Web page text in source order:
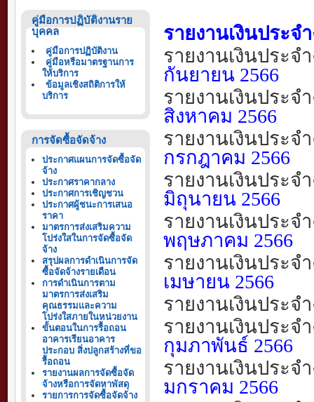
คู่มือการปฏิบัติงานราย
บุคคล
คู่มือการปฏิบัติงาน
คู่มือหรือมาตรฐานการ
ให้บริการ
ข้อมูลเชิงสถิติการให้
บริการ
การจัดซื้อจัดจ้าง
ประกาศแผนการจัดซื้อจัด
จ้าง
ประกาศราคากลาง
ประกาศการเชิญชวน
ประกาศผู้ชนะการเสนอ
ราคา
มาตรการส่งเสริมความ
โปร่งใสในการจัดซื้อจัด
จ้าง
สรุปผลการดำเนินการจัด
ซื้อจัดจ้างรายเดือน
การดำเนินการตาม
มาตรการส่งเสริม
คุณธรรมและความ
โปร่งใสภายในหน่วยงาน
ขั้นตอนในการรื้อถอน
อาคารเรียนอาคาร
ประกอบ สิ่งปลูกสร้างที่ขอ
รื้อถอน
รายงานผลการจัดซื้อจัด
จ้างหรือการจัดหาพัสดุ
รายการการจัดซื้อจัดจ้าง
รายงานเงินประจ
รายงานเงินประจ
กันยายน 2566
รายงานเงินประจ
สิงหาคม 2566
รายงานเงินประจ
กรกฎาคม 2566
รายงานเงินประจ
มิถุนายน 2566
รายงานเงินประจ
พฤษภาคม 2566
รายงานเงินประจ
เมษายน 2566
รายงานเงินประจ
รายงานเงินประจ
กุมภาพันธ์ 2566
รายงานเงินประจ
มกราคม 2566